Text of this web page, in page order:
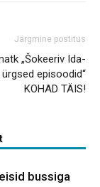
Järgmine postitus
„Šokeeriv Ida-
episoodid“
KOHAD TÄIS!
bussiga